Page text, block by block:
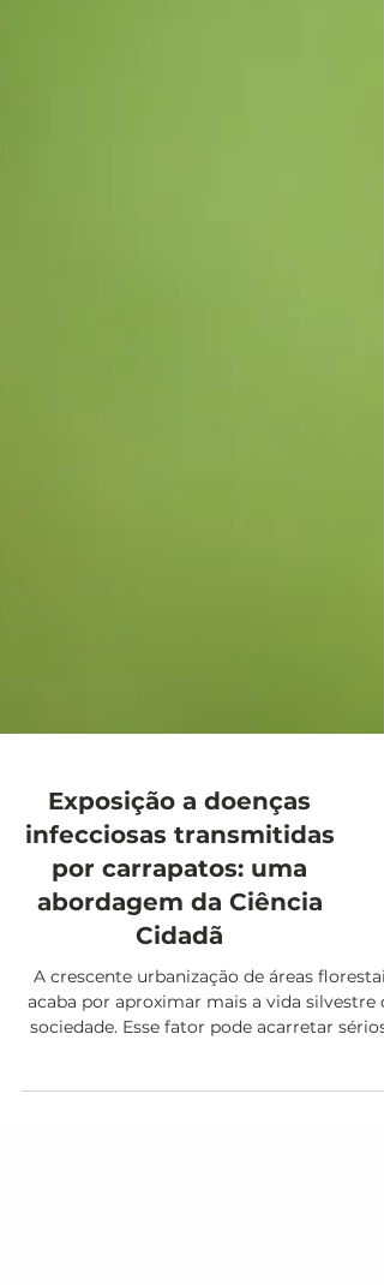
Exposição a doenças
infecciosas transmitidas
por carrapatos: uma
abordagem da Ciência
Cidadã
A crescente urbanização de áreas florestais
sociedade. Esse fator pode acarretar